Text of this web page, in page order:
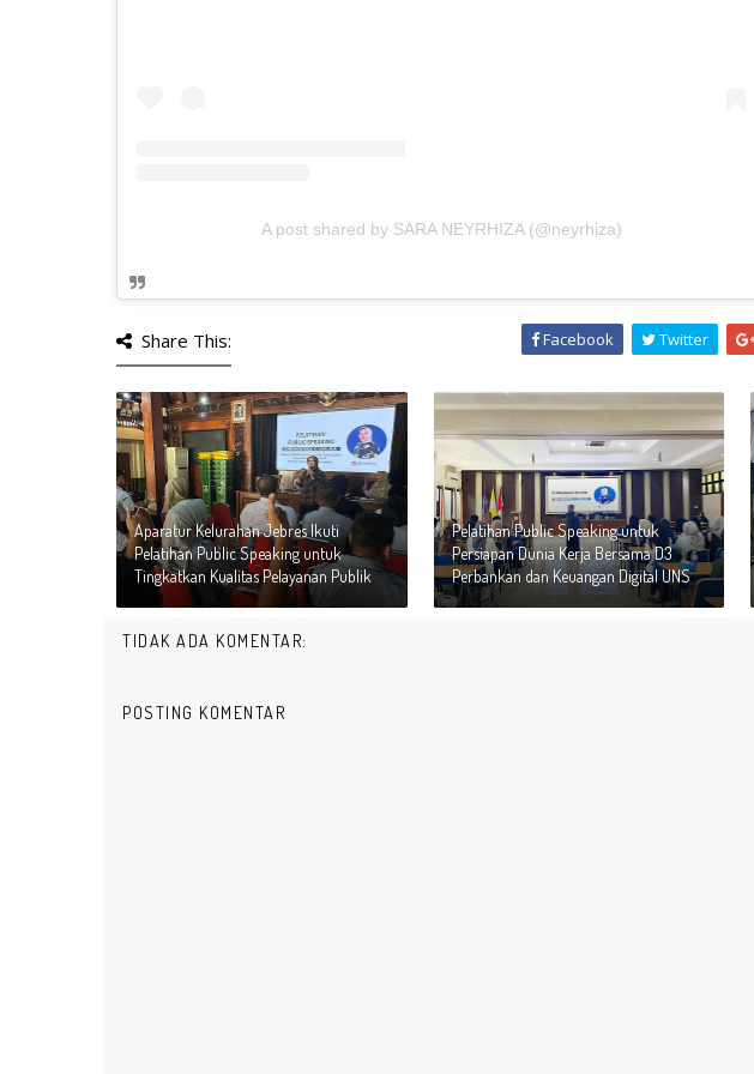
A post shared by SARA NEYRHIZA (@neyrhiza)
Share This: Facebook Twitter
Aparatur Kelurahan Jebres Ikuti
Pelatihan Public Speaking untuk
Tingkatkan Kualitas Pelayanan Publik
Pelatihan Public Speaking untuk
Persiapan Dunia Kerja Bersama D3
Perbankan dan Keuangan Digital UNS
TIDAK ADA KOMENTAR:
POSTING KOMENTAR